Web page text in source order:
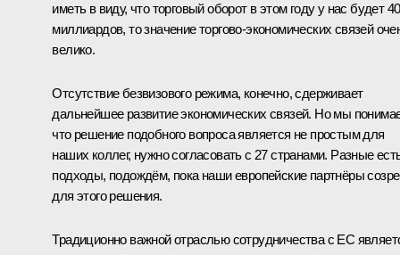
иметь в виду, что торговый оборот в этом году у нас будет
миллиардов, то значение торгово-экономических связей
велико.
Отсутствие безвизового режима, конечно, сдерживает
дальнейшее развитие экономических связей. Но мы
что решение подобного вопроса является не простым для
наших коллег, нужно согласовать с 27 странами. Разные
подходы, подождём, пока наши европейские партнёры
для этого решения.
Традиционно важной отраслью сотрудничества с ЕС